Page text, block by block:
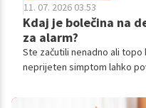
11. 07. 2026 03.53
Kdaj je bolečina na
za alarm?
Ste začutili nenadno ali
neprijeten simptom lahko
Spoznajte ključne znake in